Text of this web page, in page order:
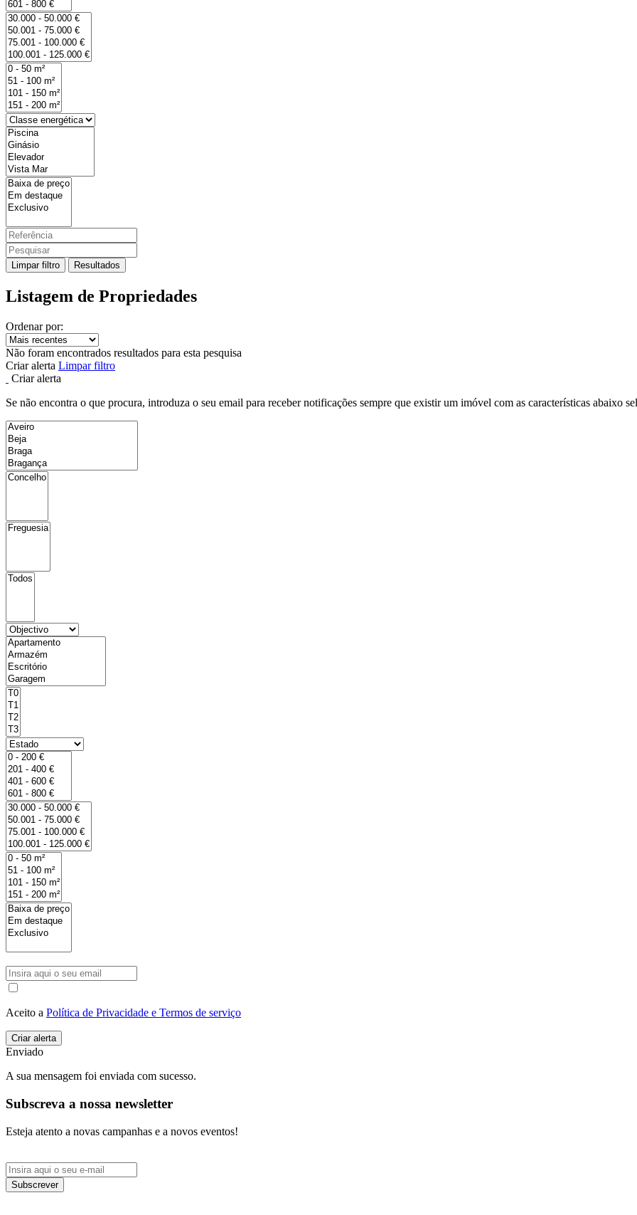
Limpar filtro Resultados
Listagem de Propriedades
Ordenar por:
Não foram encontrados resultados para esta pesquisa
Criar alerta Limpar filtro
Criar alerta
Se não encontra o que procura, introduza o seu email para receber notificações sempre que existir um imóvel com as características abaixo
Aceito a Política de Privacidade e Termos de serviço
Enviado
A sua mensagem foi enviada com sucesso.
Subscreva a nossa newsletter
Esteja atento a novas campanhas e a novos eventos!